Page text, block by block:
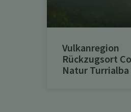
Vulkanregion
Rückzugsort
Natur Turrialba